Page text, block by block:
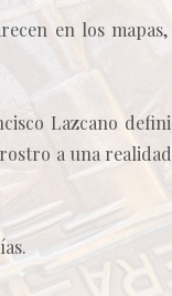
en los
Lazcano
a una